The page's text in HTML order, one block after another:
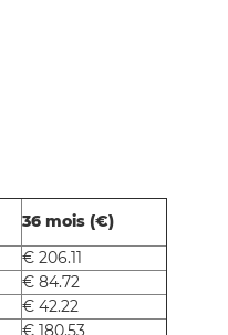
36 mois (€)
€ 206.11
€ 84.72
€ 42.22
€ 180.53